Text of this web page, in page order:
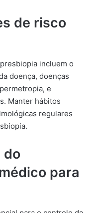
de risco
incluem o
doença, doenças
e
Manter hábitos
regulares
do
para